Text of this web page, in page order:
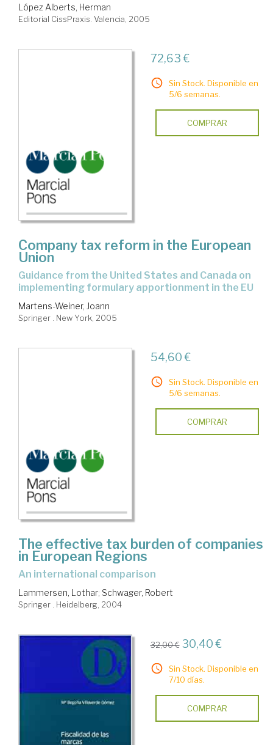
López Alberts, Herman
Editorial CissPraxis. Valencia, 2005
72,63 €
Sin Stock. Disponible en
5/6 semanas.
COMPRAR
Company tax reform in the European
Union
guidance from the United States and Canada on
implementing formulary apportionment in the EU
Martens-Weiner, Joann
Springer . New York, 2005
54,60 €
Sin Stock. Disponible en
5/6 semanas.
COMPRAR
The effective tax burden of companies
in European Regions
an international comparison
Lammersen, Lothar; Schwager, Robert
Springer . Heidelberg, 2004
32,00 € 30,40 €
Sin Stock. Disponible en
7/10 días.
COMPRAR